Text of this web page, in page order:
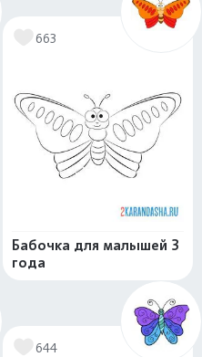
663
Бабочка для малышей 3
года
644